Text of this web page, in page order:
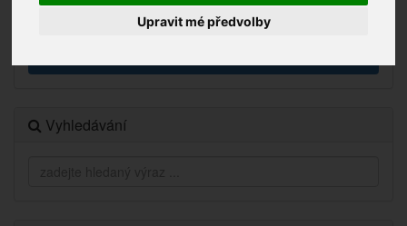
Upravit mé předvolby
Vyhledávání